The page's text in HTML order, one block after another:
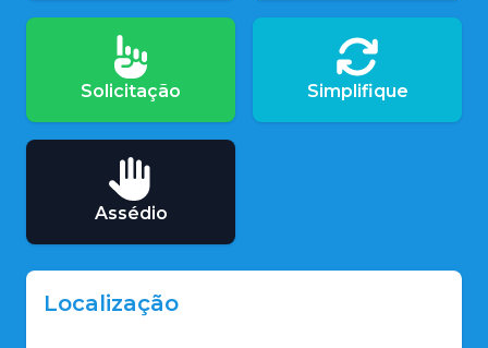
Solicitação Simplifique
Assédio
Localização